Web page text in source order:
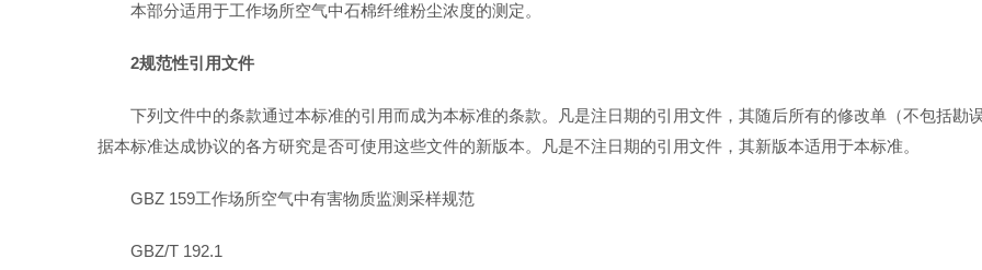
本部分适用于工作场所空气中石棉纤维粉尘浓度的测定。
2规范性引用文件
下列文件中的条款通过本标准的引用而成为本标准的条款。凡是注日期的引用文件，其随后所有的修改单（不包括勘
据本标准达成协议的各方研究是否可使用这些文件的新版本。凡是不注日期的引用文件，其新版本适用于本标准。
GBZ 159工作场所空气中有害物质监测采样规范
GBZ/T 192.1